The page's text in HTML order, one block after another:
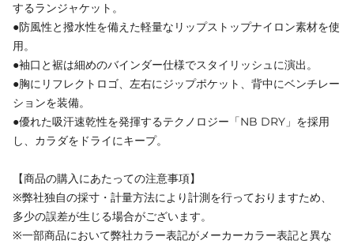
するランジャケット。
●防風性と撥水性を備えた軽量なリップストップナイロン素材を使
用。
●袖口と裾は細めのバインダー仕様でスタイリッシュに演出。
●胸にリフレクトロゴ、左右にジップポケット、背中にベンチレー
ションを装備。
●優れた吸汗速乾性を発揮するテクノロジー「NB DRY」を採用
し、カラダをドライにキープ。
【商品の購入にあたっての注意事項】
※弊社独自の採寸・計量方法により計測を行っておりますため、
多少の誤差が生じる場合がございます。
※一部商品において弊社カラー表記がメーカーカラー表記と異な